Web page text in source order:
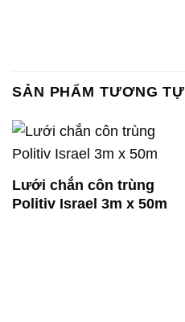
SẢN PHẨM TƯƠNG TỰ
Lưới chắn côn trùng
Politiv Israel 3m x 50m